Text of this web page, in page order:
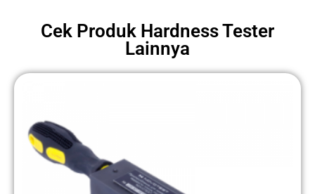
Cek Produk Hardness Tester
Lainnya